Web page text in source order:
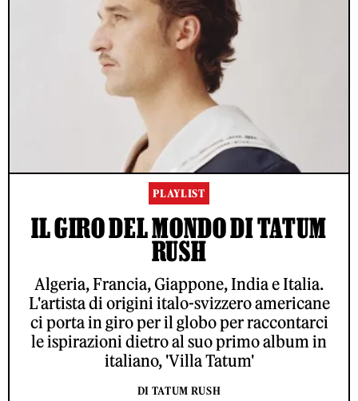
PLAYLIST
IL GIRO DEL MONDO DI TATUM
RUSH
Algeria, Francia, Giappone, India e Italia.
L'artista di origini italo-svizzero americane
ci porta in giro per il globo per raccontarci
le ispirazioni dietro al suo primo album in
italiano, 'Villa Tatum'
DI TATUM RUSH